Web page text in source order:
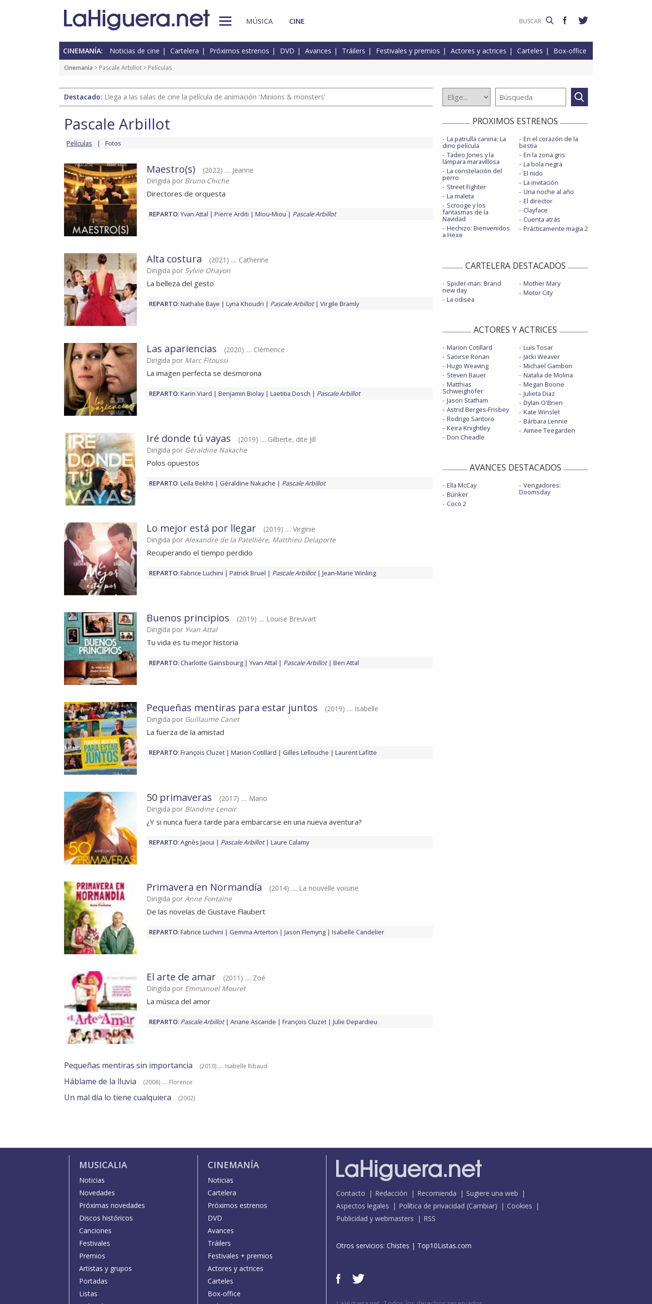
MÚSICA CINE
CINEMANÍA: Noticias de cine Cartelera Próximos estrenos DVD Avances Tráilers Festivales y premios Actores y actrices Carteles Box-office
Cinemanía > Pascale Arbillot > Películas
Destacado: Llega a las salas de cine la película de animación 'Minions & monsters'
Pascale Arbillot
Películas Fotos
Maestro(s)
(2022) .... Jeanne
Dirigida por Bruno Chiche
Directores de orquesta
REPARTO: Yvan Attal Pierre Arditi Miou-Miou Pascale Arbillot
Alta costura
(2021) .... Catherine
Dirigida por Sylvie Ohayon
La belleza del gesto
REPARTO: Nathalie Baye Lyna Khoudri Pascale Arbillot Virgile Bramly
Las apariencias
(2020) .... Clémence
Dirigida por Marc Fitoussi
La imagen perfecta se desmorona
REPARTO: Karin Viard Benjamin Biolay Laetitia Dosch Pascale Arbillot
Iré donde tú vayas
(2019) .... Gilberte, dite Jill
Dirigida por Géraldine Nakache
Polos opuestos
REPARTO: Leïla Bekhti Géraldine Nakache Pascale Arbillot
Lo mejor está por llegar
(2019) .... Virginie
Dirigida por Alexandre de la Patellière, Matthieu Delaporte
Recuperando el tiempo perdido
REPARTO: Fabrice Luchini Patrick Bruel Pascale Arbillot Jean-Marie Winling
Buenos principios
(2019) .... Louise Breuvart
Dirigida por Yvan Attal
Tu vida es tu mejor historia
REPARTO: Charlotte Gainsbourg Yvan Attal Pascale Arbillot Ben Attal
Pequeñas mentiras para estar juntos
(2019) .... Isabelle
Dirigida por Guillaume Canet
La fuerza de la amistad
REPARTO: François Cluzet Marion Cotillard Gilles Lellouche Laurent Lafitte
50 primaveras
(2017) .... Mano
Dirigida por Blandine Lenoir
¿Y si nunca fuera tarde para embarcarse en una nueva aventura?
REPARTO: Agnès Jaoui Pascale Arbillot Laure Calamy
Primavera en Normandía
(2014) .... La nouvelle voisine
Dirigida por Anne Fontaine
De las novelas de Gustave Flaubert
REPARTO: Fabrice Luchini Gemma Arterton Jason Flemyng Isabelle Candelier
El arte de amar
(2011) .... Zoé
Dirigida por Emmanuel Mouret
La música del amor
REPARTO: Pascale Arbillot Ariane Ascaride François Cluzet Julie Depardieu
Pequeñas mentiras sin importancia (2010) .... Isabelle Ribaud
Háblame de la lluvia (2008) .... Florence
Un mal día lo tiene cualquiera (2002)
PROXIMOS ESTRENOS
La patrulla canina: La
dino película
Tadeo Jones y la
lámpara maravillosa
La constelación del
perro
Street Fighter
La maleta
Scrooge y los
fantasmas de la
Navidad
Hechizo: Bienvenidos
a Hexe
En el corazón de la
bestia
En la zona gris
La bola negra
El nido
La invitación
Una noche al año
El director
Clayface
Cuenta atrás
Prácticamente magia 2
CARTELERA DESTACADOS
Spider-man: Brand
new day
La odisea
Mother Mary
Motor City
ACTORES Y ACTRICES
Marion Cotillard
Saoirse Ronan
Hugo Weaving
Steven Bauer
Matthias
Schweighöfer
Jason Statham
Astrid Berges-Frisbey
Rodrigo Santoro
Keira Knightley
Don Cheadle
Luis Tosar
Jacki Weaver
Michael Gambon
Natalia de Molina
Megan Boone
Julieta Diaz
Dylan O'Brien
Kate Winslet
Bárbara Lennie
Aimee Teegarden
AVANCES DESTACADOS
Ella McCay
Búnker
Coco 2
Vengadores:
Doomsday
MUSICALIA
Noticias
Novedades
Próximas novedades
Discos históricos
Canciones
Festivales
Premios
Artistas y grupos
Portadas
Listas
CINEMANÍA
Noticias
Cartelera
Próximos estrenos
DVD
Avances
Tráilers
Festivales + premios
Actores y actrices
Carteles
Box-office
Contacto Redacción Recomienda
Sugiere una web
Aspectos legales
Política de privacidad (Cambiar)
Cookies
Publicidad y webmasters
RSS
Otros servicios: Chistes | Top10Listas.com